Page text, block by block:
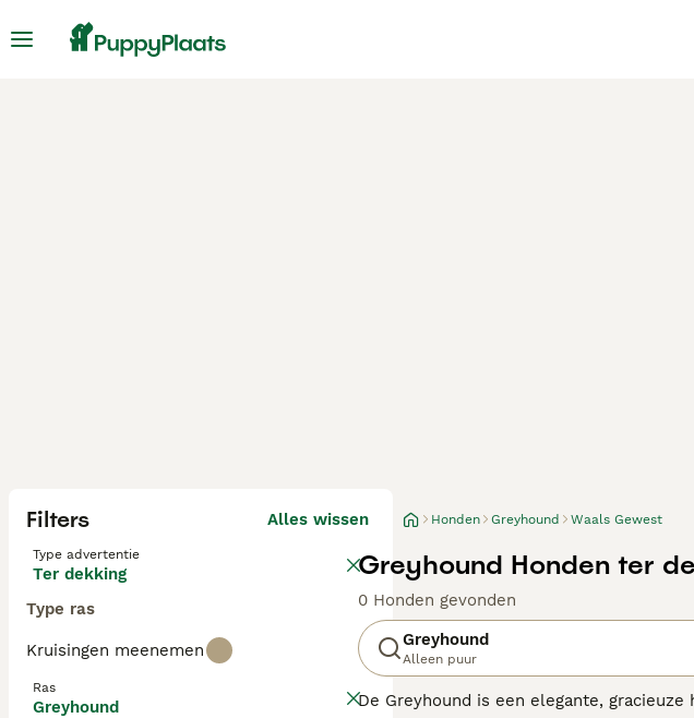
Filters Alles wissen
Type advertentie
Ter dekking
Type ras
Kruisingen meenemen
Ras
Greyhound
Honden Greyhound Waals Gewest
Greyhound Honden ter
0 Honden gevonden
Greyhound
Alleen puur
De Greyhound is een elegante,